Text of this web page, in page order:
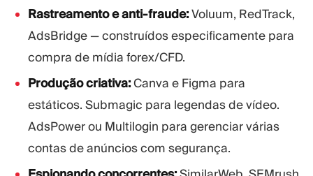
Rastreamento e anti-fraude:Voluum, RedTrack,
AdsBridge — construídos especificamente para
compra de mídia forex/CFD.
Produção criativa:Canva e Figma para
estáticos. Submagic para legendas de vídeo.
AdsPower ou Multilogin para gerenciar várias
contas de anúncios com segurança.